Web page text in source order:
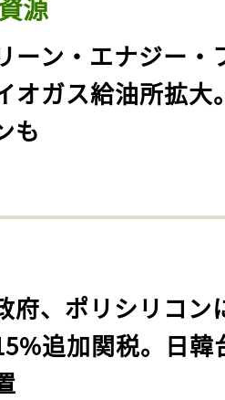
源
ーン・エナジー・
オガス給油所拡大
も
府、ポリシリコン
追加関税。日韓